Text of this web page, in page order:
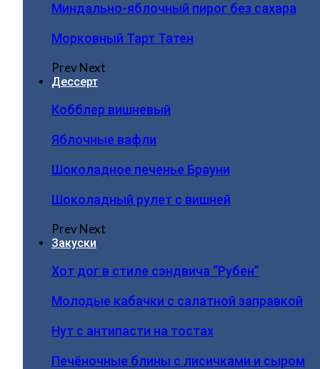
Миндально-яблочный пирог без сахара
Морковный Тарт Татен
PrevNext
Дессерт
Кобблер вишневый
Яблочные вафли
Шоколадное печенье Брауни
Шоколадный рулет с вишней
PrevNext
Закуски
Хот дог в стиле сэндвича “Рубен”
Молодые кабачки с салатной заправкой
Нут с антипасти на тостах
Печёночные блины с лисичками и сыром